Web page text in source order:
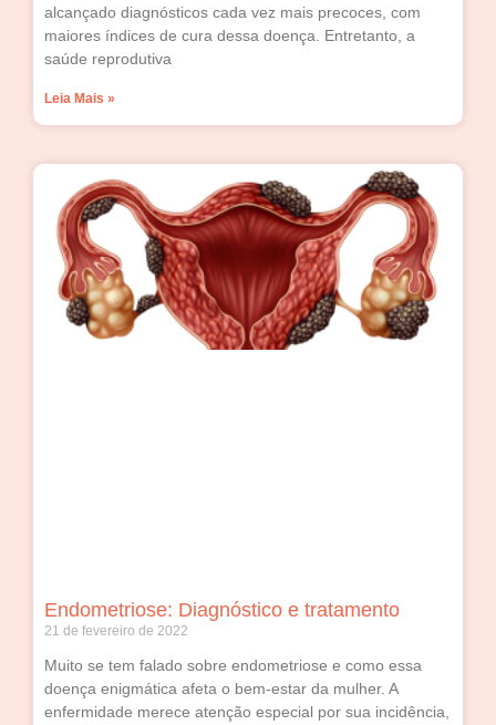
alcançado diagnósticos cada vez mais precoces, com
maiores índices de cura dessa doença. Entretanto, a
saúde reprodutiva
Leia Mais »
Endometriose: Diagnóstico e tratamento
21 de fevereiro de 2022
Muito se tem falado sobre endometriose e como essa
doença enigmática afeta o bem-estar da mulher. A
enfermidade merece atenção especial por sua incidência,